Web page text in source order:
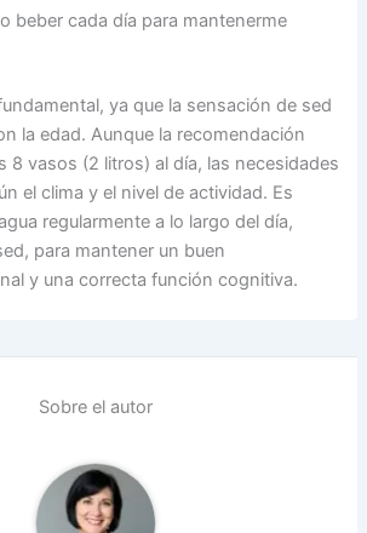
beber cada día para mantenerme
ya que la sensación de sed
la edad. Aunque la recomendación
8 vasos (2 litros) al día, las necesidades
el clima y el nivel de actividad. Es
regularmente a lo largo del día,
para mantener un buen
y una correcta función cognitiva.
Sobre el autor